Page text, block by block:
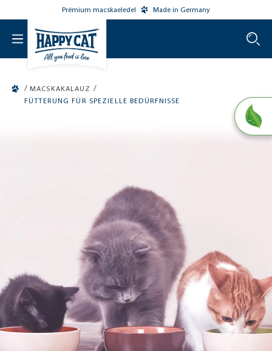
Prémium macskaeledel Made in Germany
/ MACSKAKALAUZ /
FÜTTERUNG FÜR SPEZIELLE BEDÜRFNISSE